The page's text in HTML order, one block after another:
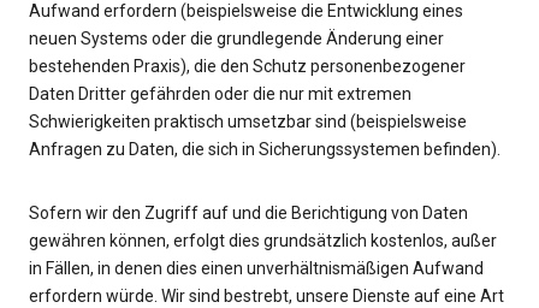
Aufwand erfordern (beispielsweise die Entwicklung eines
neuen Systems oder die grundlegende Änderung einer
bestehenden Praxis), die den Schutz personenbezogener
Daten Dritter gefährden oder die nur mit extremen
Schwierigkeiten praktisch umsetzbar sind (beispielsweise
Anfragen zu Daten, die sich in Sicherungssystemen befinden).
Sofern wir den Zugriff auf und die Berichtigung von Daten
gewähren können, erfolgt dies grundsätzlich kostenlos, außer
in Fällen, in denen dies einen unverhältnismäßigen Aufwand
erfordern würde. Wir sind bestrebt, unsere Dienste auf eine Art